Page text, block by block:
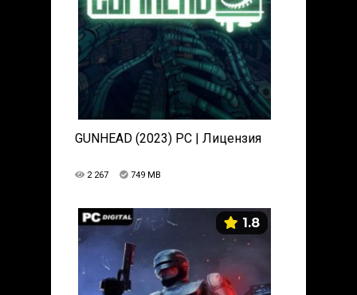
GUNHEAD (2023) PC | Лицензия
2 267 749 MB
1.8